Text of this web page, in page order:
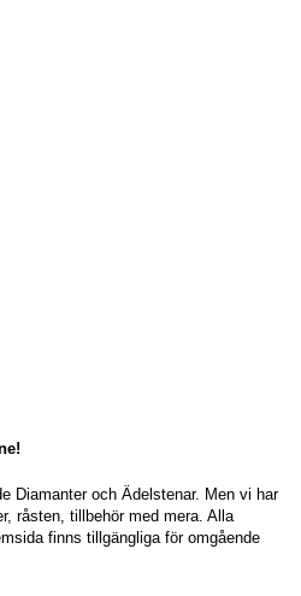
Diamanter och Ädelstenar. Men vi har
råsten, tillbehör med mera. Alla
finns tillgängliga för omgående